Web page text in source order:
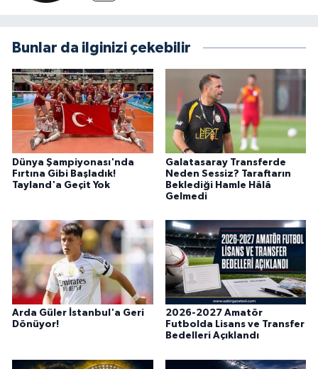
Bunlar da ilginizi çekebilir
Dünya Şampiyonası'nda
Fırtına Gibi Başladık!
Tayland'a Geçit Yok
Galatasaray Transferde
Neden Sessiz? Taraftarın
Beklediği Hamle Hâlâ
Gelmedi
Arda Güler İstanbul'a Geri
Dönüyor!
2026-2027 Amatör
Futbolda Lisans ve Transfer
Bedelleri Açıklandı